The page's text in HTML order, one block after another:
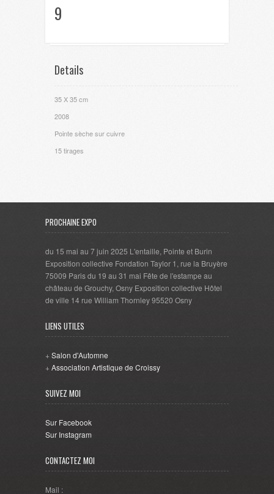
9
Details
35 X 35 cm
2008
Pointe sèche sur cuivre
15 tirages
PROCHAINE EXPO
du 15 mai au 7 juin 2025 L'entaille, Pointe et Burin
Exposition collective Fondation Taylor 1, rue la Bruyère
75009 Paris du 19 au 31 mai Fête de l'estampe au
château de Grouchy, Osny Exposition collective Hôtel
de ville 14 rue William Thornley 95520 Osny
LIENS UTILES
+ Salon d'Automne
+ Association Artistique de Croissy
SUIVEZ MOI
Sur Facebook
Sur Instagram
CONTACTEZ MOI
Mail :